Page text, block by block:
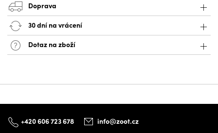
Doprava
30 dní na vrácení
Dotaz na zboží
+420 606 723 678 info@zoot.cz